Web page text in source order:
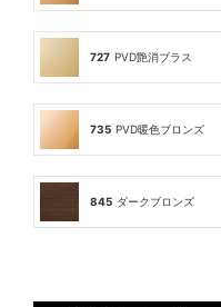
727 PVD艶消ブラス
735 PVD暖色ブロンズ
845 ダークブロンズ